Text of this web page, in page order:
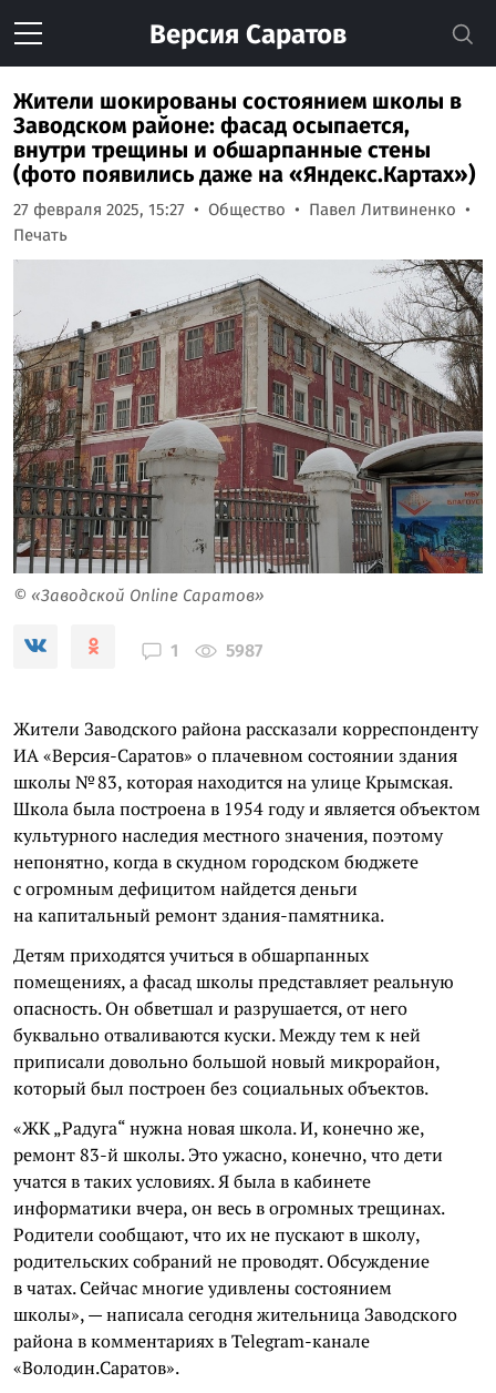
Версия Саратов
Жители шокированы состоянием школы в
Заводском районе: фасад осыпается,
внутри трещины и обшарпанные стены
(фото появились даже на «Яндекс.Картах»)
27 февраля 2025, 15:27 Общество
Павел Литвиненко
Печать
© «Заводской Online Саратов»
1 5987
Жители Заводского района рассказали корреспонденту
ИА «Версия-Саратов» о плачевном состоянии здания
школы № 83, которая находится на улице Крымская.
Школа была построена в 1954 году и является объектом
культурного наследия местного значения, поэтому
непонятно, когда в скудном городском бюджете
с огромным дефицитом найдется деньги
на капитальный ремонт здания-памятника.
Детям приходятся учиться в обшарпанных
помещениях, а фасад школы представляет реальную
опасность. Он обветшал и разрушается, от него
буквально отваливаются куски. Между тем к ней
приписали довольно большой новый микрорайон,
который был построен без социальных объектов.
«ЖК „Радуга“ нужна новая школа. И, конечно же,
ремонт 83-й школы. Это ужасно, конечно, что дети
учатся в таких условиях. Я была в кабинете
информатики вчера, он весь в огромных трещинах.
Родители сообщают, что их не пускают в школу,
родительских собраний не проводят. Обсуждение
в чатах. Сейчас многие удивлены состоянием
школы», — написала сегодня жительница Заводского
района в комментариях в Telegram-канале
«Володин.Саратов».